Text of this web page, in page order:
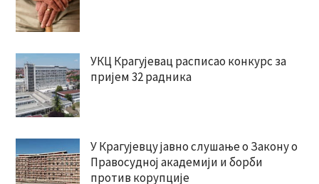
УКЦ Крагујевац расписао конкурс за
пријем 32 радника
У Крагујевцу јавно слушање о Закону о
Правосудној академији и борби
против корупције